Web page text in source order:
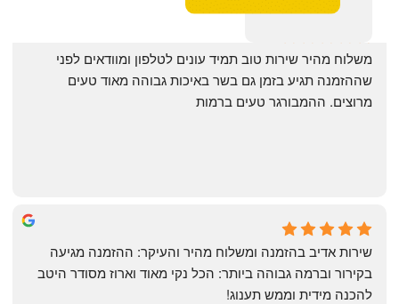
May Azulay
a month ago
מרוצים. ההמבורגר טעים ברמות
להכנה מידית וממש תענוג!